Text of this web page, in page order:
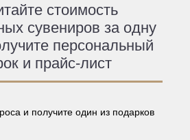
стоимость
сувениров за одну
персональный
и прайс-лист
и получите один из подарков